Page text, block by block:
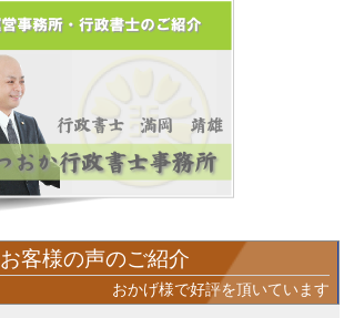
お客様の声のご紹介
おかげ様で好評を頂いています